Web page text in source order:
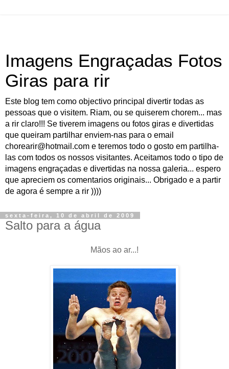
Imagens Engraçadas Fotos
Giras para rir
Este blog tem como objectivo principal divertir todas as
pessoas que o visitem. Riam, ou se quiserem chorem... mas
a rir claro!!! Se tiverem imagens ou fotos giras e divertidas
que queiram partilhar enviem-nas para o email
chorearir@hotmail.com e teremos todo o gosto em partilha-
las com todos os nossos visitantes. Aceitamos todo o tipo de
imagens engraçadas e divertidas na nossa galeria... espero
que apreciem os comentarios originais... Obrigado e a partir
de agora é sempre a rir ))))
sexta-feira, 10 de abril de 2009
Salto para a água
Mãos ao ar...!